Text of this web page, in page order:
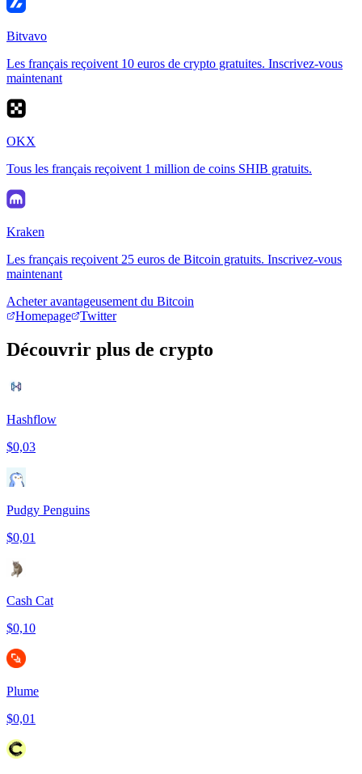
Bitvavo
Les français reçoivent 10 euros de crypto gratuites. Inscrivez-vous
maintenant
OKX
Tous les français reçoivent 1 million de coins SHIB gratuits.
Kraken
Les français reçoivent 25 euros de Bitcoin gratuits. Inscrivez-vous
maintenant
Acheter avantageusement du Bitcoin
Homepage
Twitter
Découvrir plus de crypto
Hashflow
$0,03
Pudgy Penguins
$0,01
Cash Cat
$0,10
Plume
$0,01